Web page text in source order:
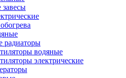
радиаторы
водяные
электрические